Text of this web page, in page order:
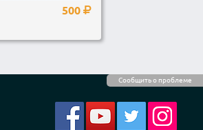
Сообщить о проблеме
500